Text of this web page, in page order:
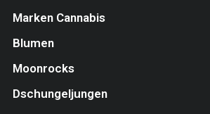
Marken Cannabis
Blumen
Moonrocks
Dschungeljungen